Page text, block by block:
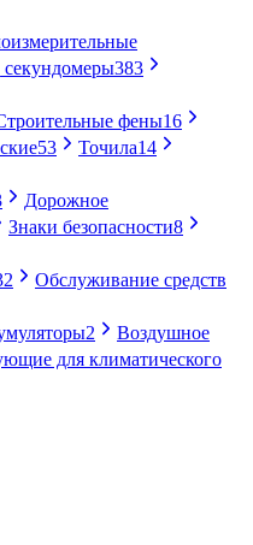
383
фены16
53 Точила14
Дорожное
Знаки безопасности8
Обслуживание средств
2
Воздушное
для климатического